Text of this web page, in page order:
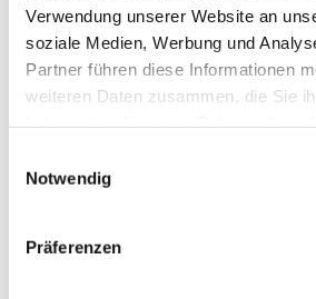
Verwendung unserer Website an
soziale Medien, Werbung und
Partner führen diese Informationen
weiteren Daten zusammen, die Sie
Notwendig
Präferenzen
Begegnung im Tanz um eine
Organische Musiken ergänzen den
mehr und weniger
angeleiteten Tänzen. Das Angebot